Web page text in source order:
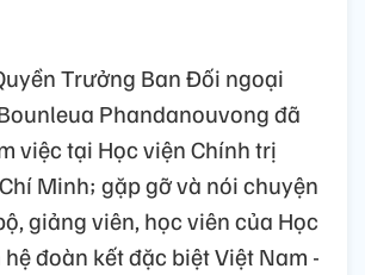
Trưởng Ban Đối ngoại
Phandanouvong đã
việc tại Học viện Chính trị
Minh; gặp gỡ và nói chuyện
giảng viên, học viên của Học
đoàn kết đặc biệt Việt Nam -